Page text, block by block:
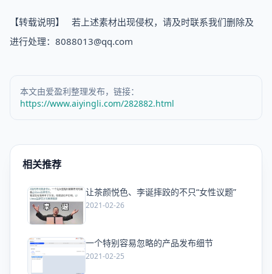
【转载说明】 若上述素材出现侵权，请及时联系我们删除及
进行处理：8088013@qq.com
本文由爱盈利整理发布，链接：
https://www.aiyingli.com/282882.html
相关推荐
爱 让茶颜悦色、李诞摔跤的不只“女性议题”
2021-02-26
爱 一个特别容易忽略的产品发布细节
2021-02-25